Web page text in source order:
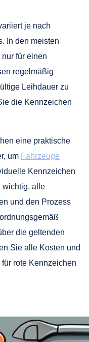
je nach
In den meisten
für einen
regelmäßig
Leihdauer zu
die Kennzeichen
eine praktische
um Fahrzeuge
Kennzeichen
wichtig, alle
und den Prozess
die geltenden
Sie alle Kosten und
rote Kennzeichen